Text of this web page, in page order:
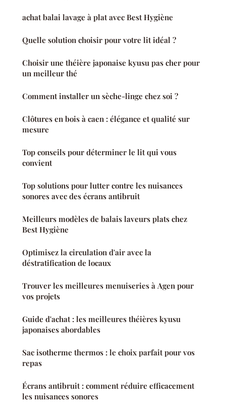
achat balai lavage à plat avec Best Hygiène
Quelle solution choisir pour votre lit idéal ?
Choisir une théière japonaise kyusu pas cher pour
un meilleur thé
Comment installer un sèche-linge chez soi ?
Clôtures en bois à caen : élégance et qualité sur
mesure
Top conseils pour déterminer le lit qui vous
convient
Top solutions pour lutter contre les nuisances
sonores avec des écrans antibruit
Meilleurs modèles de balais laveurs plats chez
Best Hygiène
Optimisez la circulation d'air avec la
déstratification de locaux
Trouver les meilleures menuiseries à Agen pour
vos projets
Guide d'achat : les meilleures théières kyusu
japonaises abordables
Sac isotherme thermos : le choix parfait pour vos
repas
Écrans antibruit : comment réduire efficacement
les nuisances sonores